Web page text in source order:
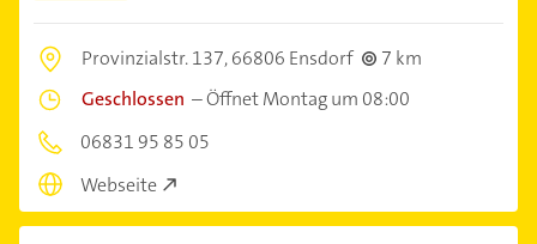
Provinzialstr. 137,66806 Ensdorf
7 km
Geschlossen –Öffnet Montag um 08:00
06831 95 85 05
Webseite